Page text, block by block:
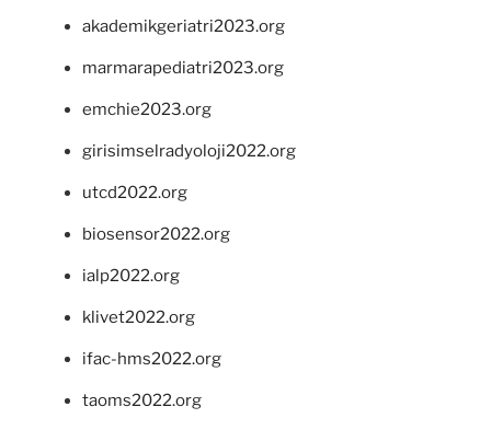
akademikgeriatri2023.org
marmarapediatri2023.org
emchie2023.org
girisimselradyoloji2022.org
utcd2022.org
biosensor2022.org
ialp2022.org
klivet2022.org
ifac-hms2022.org
taoms2022.org